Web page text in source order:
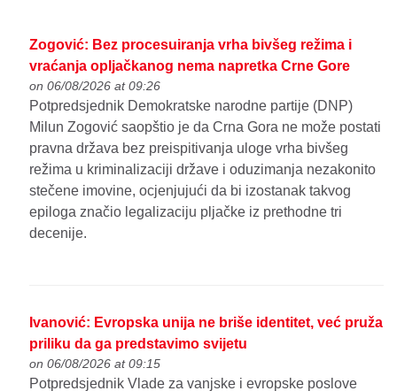
Zogović: Bez procesuiranja vrha bivšeg režima i
vraćanja opljačkanog nema napretka Crne Gore
on 06/08/2026 at 09:26
Potpredsjednik Demokratske narodne partije (DNP)
Milun Zogović saopštio je da Crna Gora ne može postati
pravna država bez preispitivanja uloge vrha bivšeg
režima u kriminalizaciji države i oduzimanja nezakonito
stečene imovine, ocjenjujući da bi izostanak takvog
epiloga značio legalizaciju pljačke iz prethodne tri
decenije.
Ivanović: Evropska unija ne briše identitet, već pruža
priliku da ga predstavimo svijetu
on 06/08/2026 at 09:15
Potpredsjednik Vlade za vanjske i evropske poslove